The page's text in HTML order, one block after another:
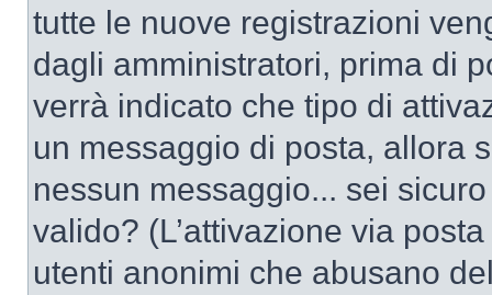
tutte le nuove registrazioni
dagli amministratori, prima di
verrà indicato che tipo di
un messaggio di posta, allora
nessun messaggio... sei
valido? (L’attivazione via
utenti anonimi che abusano